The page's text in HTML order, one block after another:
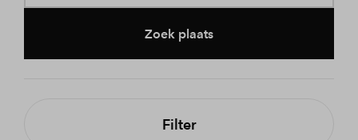
Zoek plaats
Filter